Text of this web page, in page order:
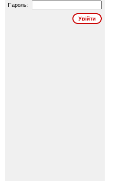
Пароль: